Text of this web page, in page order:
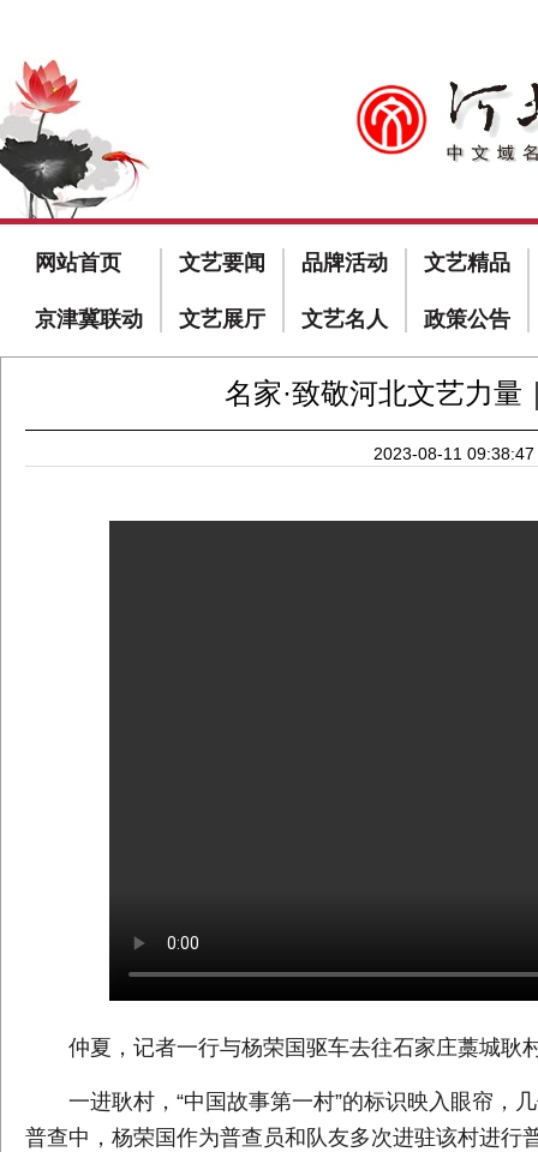
网站首页 文艺要闻 品牌活动 文艺精品
京津冀联动 文艺展厅 文艺名人 政策公告
名家·致敬河北文艺力
2023-08-11 09:38:47
仲夏，记者一行与杨荣国驱车去往石家庄藁城耿
一进耿村，“中国故事第一村”的标识映入眼帘，
普查中，杨荣国作为普查员和队友多次进驻该村进行